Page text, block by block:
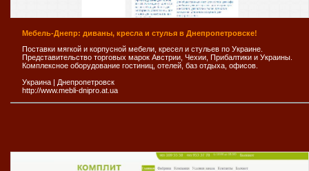
Мебель-Днепр: диваны, кресла и стулья в Днепропетровске!
Поставки мягкой и корпусной мебели, кресел и стульев по Украине.
Представительство торговых марок Австрии, Чехии, Прибалтики и Украины.
Комплексное оборудование гостиниц, отелей, баз отдыха, офисов.
Украина | Днепропетровск
http://www.mebli-dnipro.at.ua